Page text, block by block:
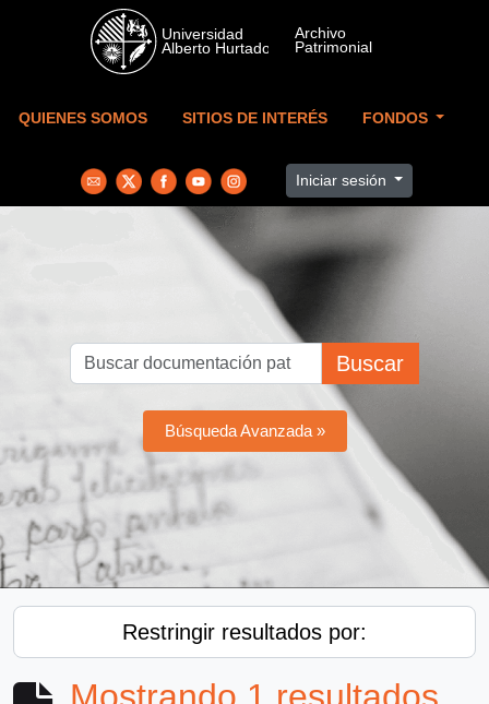
Skip to main content
QUIENES SOMOS SITIOS DE INTERÉS FONDOS
Iniciar sesión
Buscar
Búsqueda Avanzada »
Restringir resultados por: